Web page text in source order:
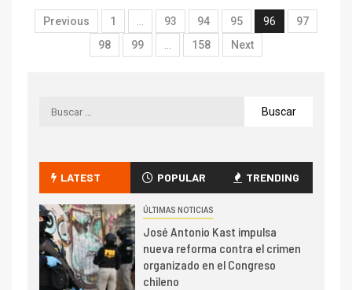
Previous 1 … 93 94 95 96
97
98
99 … 158 Next
LATEST POPULAR TRENDING
ÚLTIMAS NOTICIAS
José Antonio Kast impulsa
nueva reforma contra el crimen
organizado en el Congreso
chileno